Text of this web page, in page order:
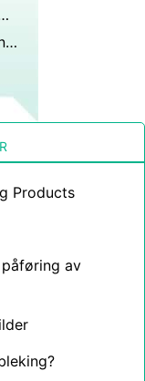
til ordet krympe?
Hva forårsaker en hvit film på tennene dine om morgenen?
Products
av